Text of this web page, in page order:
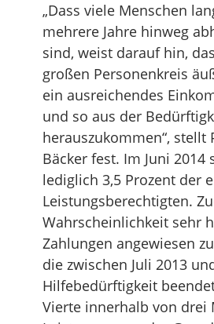
„Dass viele Menschen
mehrere Jahre hinweg
sind, weist darauf hin,
großen Personenkreis
ein ausreichendes
und so aus der
herauszukommen“, stellt
Bäcker fest. Im Juni 2014
lediglich 3,5 Prozent der
Leistungsberechtigten.
Wahrscheinlichkeit sehr
Zahlungen angewiesen
die zwischen Juli 2013
Hilfebedürftigkeit
Vierte innerhalb von drei